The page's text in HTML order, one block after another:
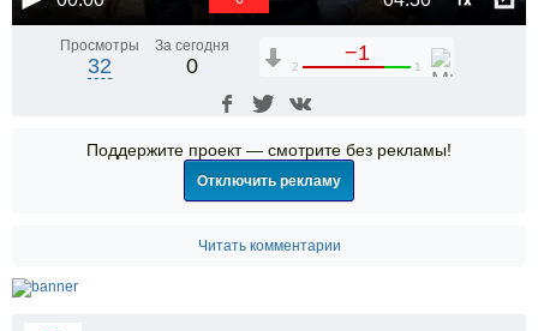
Просмотры
32
За сегодня
0
−1
2 1
Поддержите проект — смотрите без рекламы!
Отключить рекламу
Читать комментарии